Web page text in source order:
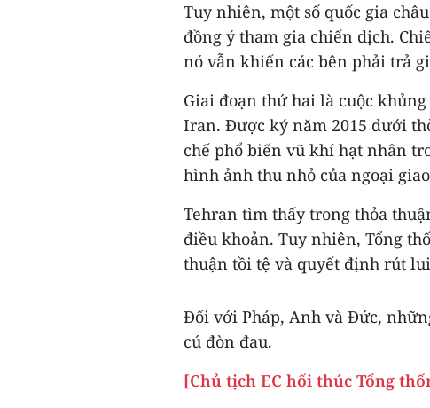
Tuy nhiên, một số quốc gia
đồng ý tham gia chiến dịch.
nó vẫn khiến các bên phải trả
Giai đoạn thứ hai là cuộc
Iran. Được ký năm 2015 dưới
chế phổ biến vũ khí hạt nhân
hình ảnh thu nhỏ của ngoại
Tehran tìm thấy trong thỏa
điều khoản. Tuy nhiên, Tổng
thuận tồi tệ và quyết định rút
Đối với Pháp, Anh và Đức,
cú đòn đau.
[Chủ tịch EC hối thúc Tổng